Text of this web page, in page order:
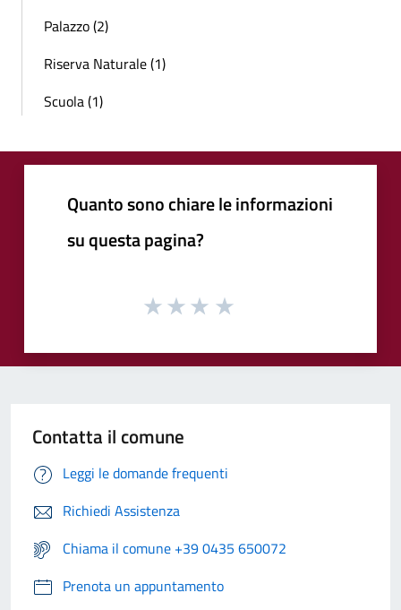
Palazzo (2)
Riserva Naturale (1)
Scuola (1)
Quanto sono chiare le informazioni
su questa pagina?
Contatta il comune
Leggi le domande frequenti
Richiedi Assistenza
Chiama il comune +39 0435 650072
Prenota un appuntamento